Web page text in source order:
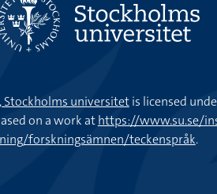
universitetis licensed
on a work athttps://www.su.se/
forskningsämnen/teckenspråk.